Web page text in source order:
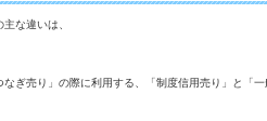
な違いは、
ぎ売り」の際に利用する、「制度信用売り」と「